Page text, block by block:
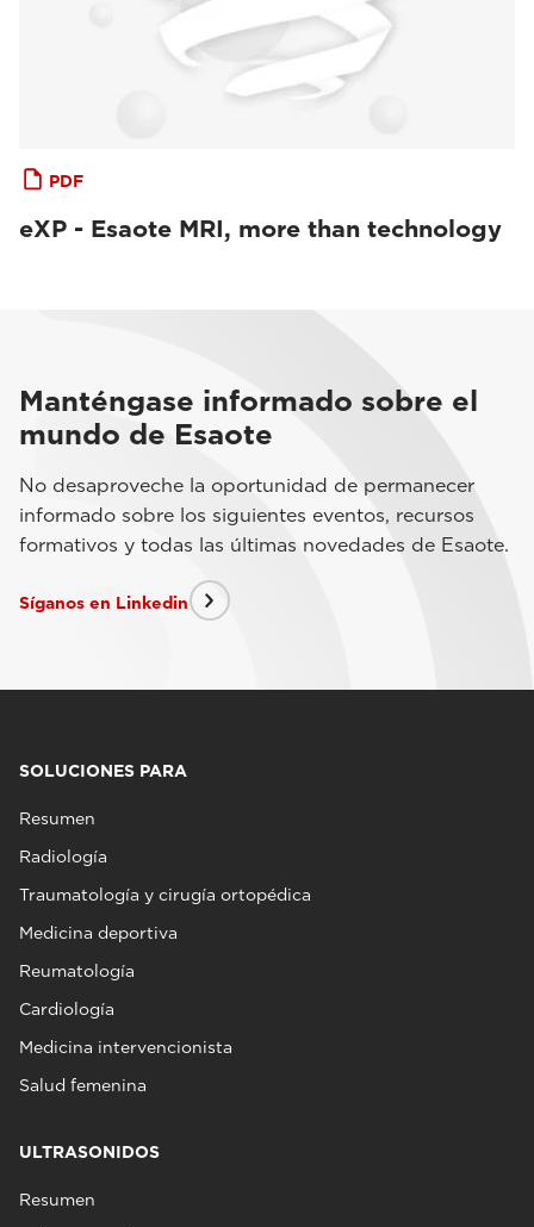
PDF
eXP - Esaote MRI, more than technology
Manténgase informado sobre el
mundo de Esaote
No desaproveche la oportunidad de permanecer
informado sobre los siguientes eventos, recursos
formativos y todas las últimas novedades de Esaote.
Síganos en Linkedin
SOLUCIONES PARA
Resumen
Radiología
Traumatología y cirugía ortopédica
Medicina deportiva
Reumatología
Cardiología
Medicina intervencionista
Salud femenina
ULTRASONIDOS
Resumen